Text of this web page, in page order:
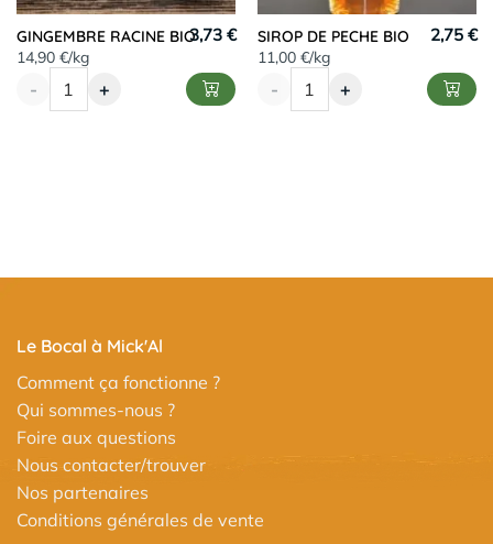
GINGEMBRE RACINE BIO
14,90 €/kg
3,73 €
- +
SIROP DE PECHE BIO
11,00 €/kg
2,75 €
- +
Le Bocal à Mick'Al
Comment ça fonctionne ?
Qui sommes-nous ?
Foire aux questions
Nous contacter/trouver
Nos partenaires
Conditions générales de vente